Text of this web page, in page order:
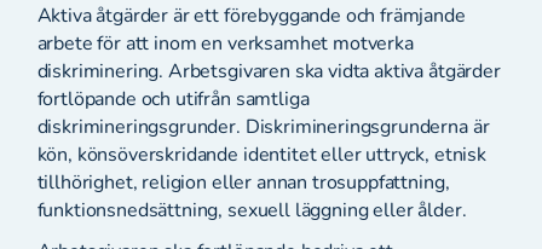
Aktiva åtgärder är ett förebyggande och främjande
arbete för att inom en verksamhet motverka
diskriminering. Arbetsgivaren ska vidta aktiva åtgärder
fortlöpande och utifrån samtliga
diskrimineringsgrunder. Diskrimineringsgrunderna är
kön, könsöverskridande identitet eller uttryck, etnisk
tillhörighet, religion eller annan trosuppfattning,
funktionsnedsättning, sexuell läggning eller ålder.